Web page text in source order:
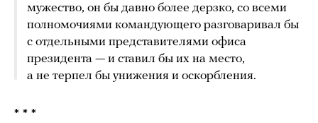
мужество, он бы давно более дерзко, со всеми
полномочиями командующего разговаривал бы
с отдельными представителями офиса
президента — и ставил бы их на место,
а не терпел бы унижения и оскорбления.
* * *